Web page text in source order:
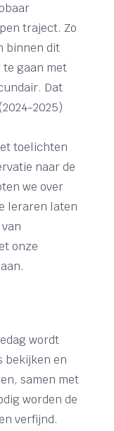
traject. Zo
binnen dit
gaan met
Dat
2025)
toelichten
naar de
we over
leraren laten
onze
wordt
bekijken en
samen met
worden de
verfijnd.